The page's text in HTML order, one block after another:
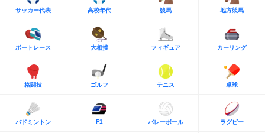
サッカー代表 高校年代 競馬 地方競馬
ボートレース 大相撲 フィギュア カーリング
格闘技 ゴルフ テニス 卓球
バドミントン F1 バレーボール ラグビー